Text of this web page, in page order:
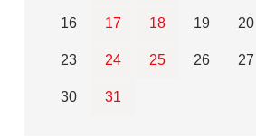
16 17 18 19 20
23 24 25 26 27
30 31